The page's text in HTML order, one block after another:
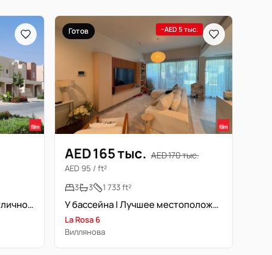
Villanova I 3-комн. вилла | Отличное расположение | Vastu
Готов −AED 5 тыс.
AED 165 тыс. AED 170 тыс.
AED 95 / ft²
3
3 1 733 ft²
У бассейна | Лучшее местоположение | Фантастические виды
La Rosa 6
Виллянова